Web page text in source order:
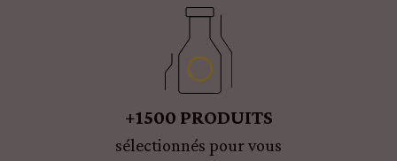
+1500 PRODUITS
sélectionnés pour vous